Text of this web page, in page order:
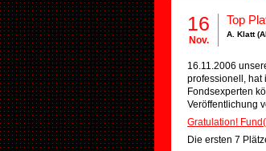
16
Nov.
Top
A. Klatt (
16.11.2006
professionell, hat
Fondsexperten
Veröffentlichung
Gratulation!
Die ersten 7